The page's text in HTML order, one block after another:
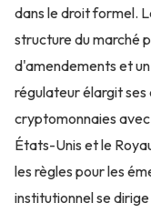
dans le droit formel.
structure du marché
d'amendements et
régulateur élargit
cryptomonnaies avec
États-Unis et le
les règles pour les
institutionnel se